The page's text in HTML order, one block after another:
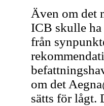
Även om det
ICB skulle
från
om det
sätts för lågt.